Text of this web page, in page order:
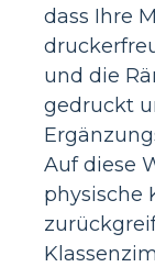
dass Ihre
und die
gedruckt
Auf diese
physische